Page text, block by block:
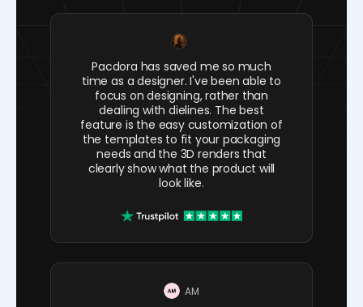
Pacdora has saved me so much
time as a designer. I've been able to
focus on designing, rather than
dealing with dielines. The best
feature is the easy customization of
the templates to fit your packaging
needs and the 3D renders that
clearly show what the product will
look like.
AM